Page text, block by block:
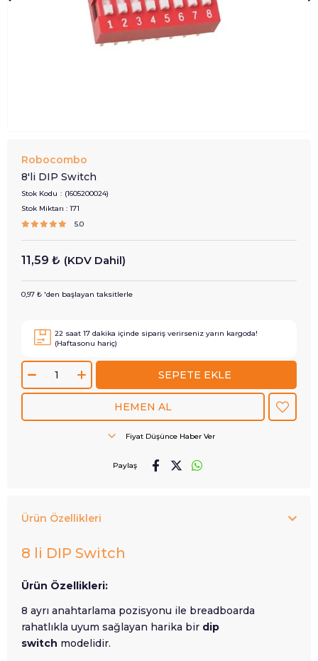
Robocombo
8'li DIP Switch
Stok Kodu
(1605200024)
Stok Miktarı : 171
5.0
11,59 ₺ (KDV Dahil)
0,97 ₺ 'den başlayan taksitlerle
22 saat 17 dakika içinde sipariş verirseniz yarın kargoda!
(Haftasonu hariç)
Fiyat Düşünce Haber Ver
Paylaş
Ürün Özellikleri
8 li DIP Switch
Ürün Özellikleri:
8 ayrı anahtarlama pozisyonu ile breadboarda
rahatlıkla uyum sağlayan harika bir dip
switch modelidir.